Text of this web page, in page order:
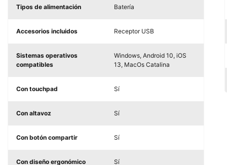
Tipos de alimentación Batería
Accesorios incluidos Receptor USB
Sistemas operativos
compatibles
Windows, Android 10, iOS
13, MacOs Catalina
Con touchpad Sí
Con altavoz Sí
Con botón compartir Sí
Con diseño ergonómico Sí